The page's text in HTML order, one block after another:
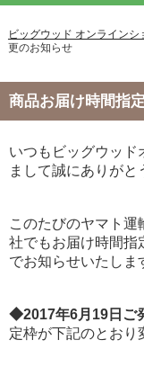
ビッグウッド オンラインシ
更のお知らせ
商品お届け時間指
いつもビッグウッド
まして誠にありがと
このたびのヤマト
社でもお届け時間指
でお知らせいたしま
◆2017年6月19日ご
定枠が下記のとおり